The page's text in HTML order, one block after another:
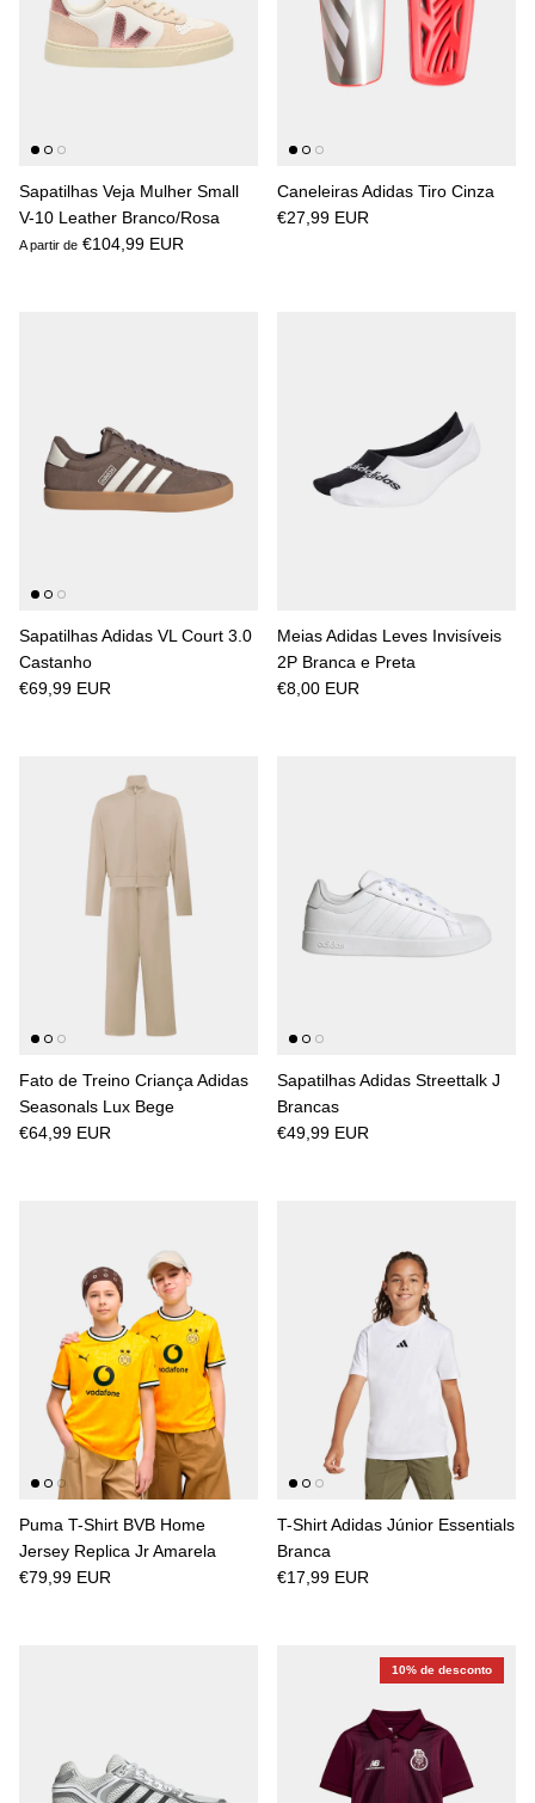
Sapatilhas Veja Mulher Small
V-10 Leather Branco/Rosa
A partir de €104,99 EUR
Caneleiras Adidas Tiro Cinza
€27,99 EUR
Sapatilhas Adidas VL Court 3.0
Castanho
€69,99 EUR
Meias Adidas Leves Invisíveis
2P Branca e Preta
€8,00 EUR
Fato de Treino Criança Adidas
Seasonals Lux Bege
€64,99 EUR
Sapatilhas Adidas Streettalk J
Brancas
€49,99 EUR
Puma T-Shirt BVB Home
Jersey Replica Jr Amarela
€79,99 EUR
T-Shirt Adidas Júnior Essentials
Branca
€17,99 EUR
10% de desconto